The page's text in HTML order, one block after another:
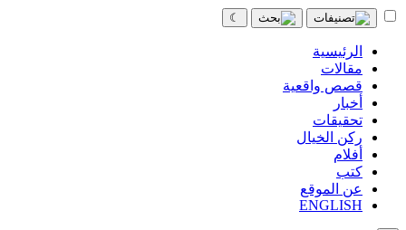
☾
الرئيسية
مقالات
قصص واقعية
أخبار
تحقيقات
ركن الخيال
أفلام
كتب
عن الموقع
ENGLISH